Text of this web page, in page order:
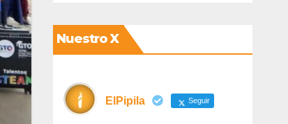
Nuestro X
ElPipila Seguir